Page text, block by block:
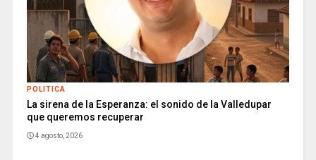
POLITICA
La sirena de la Esperanza: el sonido de la Valledupar
que queremos recuperar
4 agosto, 2026